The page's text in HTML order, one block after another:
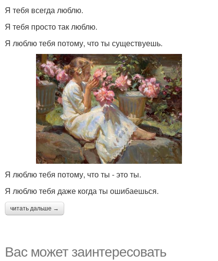
Я тебя всегда люблю.
Я тебя просто так люблю.
Я люблю тебя потому, что ты существуешь.
Я люблю тебя потому, что ты - это ты.
Я люблю тебя даже когда ты ошибаешься.
читать дальше →
Вас может заинтересовать